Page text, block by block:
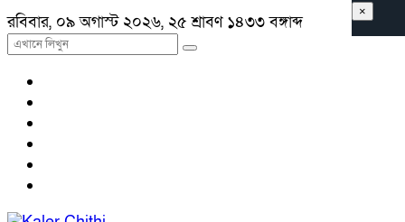
রবিবার, ০৯ অগাস্ট ২০২৬, ২৫ শ্রাবণ ১৪৩৩ বঙ্গাব্দ
×